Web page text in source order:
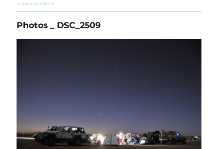
Image précédente
Photos _ DSC_2509